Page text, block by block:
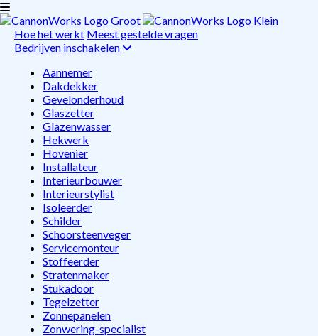
Hoe het werkt Meest gestelde vragen
Bedrijven inschakelen
Aannemer
Dakdekker
Gevelonderhoud
Glaszetter
Glazenwasser
Hekwerk
Hovenier
Installateur
Interieurbouwer
Interieurstylist
Isoleerder
Schilder
Schoorsteenveger
Servicemonteur
Stoffeerder
Stratenmaker
Stukadoor
Tegelzetter
Zonnepanelen
Zonwering-specialist